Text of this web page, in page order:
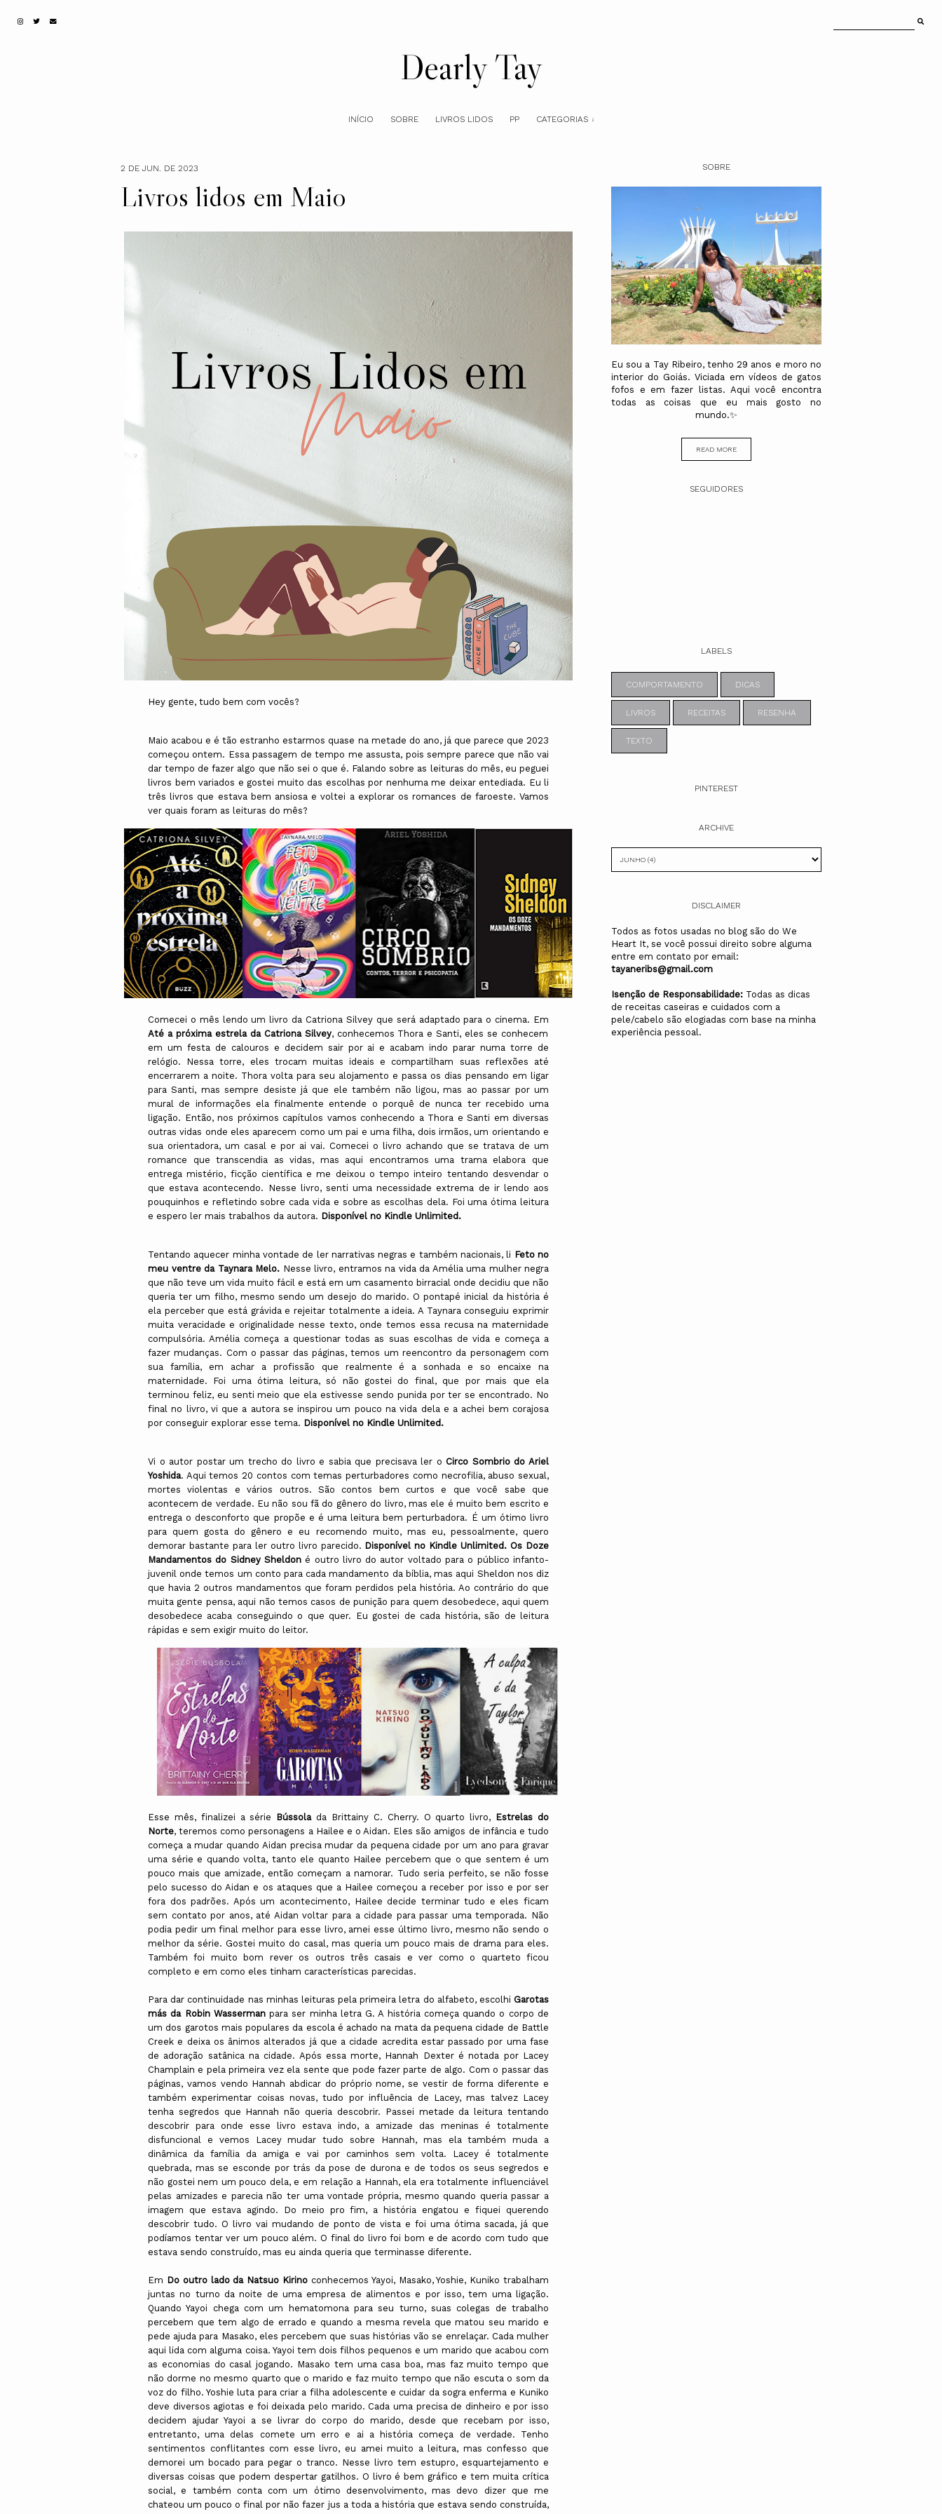
Dearly Tay
INÍCIO SOBRE LIVROS LIDOS PP CATEGORIAS
2 DE JUN. DE 2023
Livros lidos em Maio
Hey gente, tudo bem com vocês?
Maio acabou e é tão estranho estarmos quase na metade do ano, já que parece que 2023
começou ontem. Essa passagem de tempo me assusta, pois sempre parece que não vai
dar tempo de fazer algo que não sei o que é. Falando sobre as leituras do mês, eu peguei
livros bem variados e gostei muito das escolhas por nenhuma me deixar entediada. Eu li
três livros que estava bem ansiosa e voltei a explorar os romances de faroeste. Vamos
ver quais foram as leituras do mês?
Comecei o mês lendo um livro da Catriona Silvey que será adaptado para o cinema. Em
Até a próxima estrela da Catriona Silvey, conhecemos Thora e Santi, eles se conhecem
em um festa de calouros e decidem sair por ai e acabam indo parar numa torre de
relógio. Nessa torre, eles trocam muitas ideais e compartilham suas reflexões até
encerrarem a noite. Thora volta para seu alojamento e passa os dias pensando em ligar
para Santi, mas sempre desiste já que ele também não ligou, mas ao passar por um
mural de informações ela finalmente entende o porquê de nunca ter recebido uma
ligação. Então, nos próximos capítulos vamos conhecendo a Thora e Santi em diversas
outras vidas onde eles aparecem como um pai e uma filha, dois irmãos, um orientando e
sua orientadora, um casal e por ai vai. Comecei o livro achando que se tratava de um
romance que transcendia as vidas, mas aqui encontramos uma trama elabora que
entrega mistério, ficção científica e me deixou o tempo inteiro tentando desvendar o
que estava acontecendo. Nesse livro, senti uma necessidade extrema de ir lendo aos
pouquinhos e refletindo sobre cada vida e sobre as escolhas dela. Foi uma ótima leitura
e espero ler mais trabalhos da autora. Disponível no Kindle Unlimited.
Tentando aquecer minha vontade de ler narrativas negras e também nacionais, li Feto no
meu ventre da Taynara Melo. Nesse livro, entramos na vida da Amélia uma mulher negra
que não teve um vida muito fácil e está em um casamento birracial onde decidiu que não
queria ter um filho, mesmo sendo um desejo do marido. O pontapé inicial da história é
ela perceber que está grávida e rejeitar totalmente a ideia. A Taynara conseguiu exprimir
muita veracidade e originalidade nesse texto, onde temos essa recusa na maternidade
compulsória. Amélia começa a questionar todas as suas escolhas de vida e começa a
fazer mudanças. Com o passar das páginas, temos um reencontro da personagem com
sua família, em achar a profissão que realmente é a sonhada e so encaixe na
maternidade. Foi uma ótima leitura, só não gostei do final, que por mais que ela
terminou feliz, eu senti meio que ela estivesse sendo punida por ter se encontrado. No
final no livro, vi que a autora se inspirou um pouco na vida dela e a achei bem corajosa
por conseguir explorar esse tema. Disponível no Kindle Unlimited.
Vi o autor postar um trecho do livro e sabia que precisava ler o Circo Sombrio do Ariel
Yoshida. Aqui temos 20 contos com temas perturbadores como necrofilia, abuso sexual,
mortes violentas e vários outros. São contos bem curtos e que você sabe que
acontecem de verdade. Eu não sou fã do gênero do livro, mas ele é muito bem escrito e
entrega o desconforto que propõe e é uma leitura bem perturbadora. É um ótimo livro
para quem gosta do gênero e eu recomendo muito, mas eu, pessoalmente, quero
demorar bastante para ler outro livro parecido. Disponível no Kindle Unlimited. Os Doze
Mandamentos do Sidney Sheldoné outro livro do autor voltado para o público infanto-
juvenil onde temos um conto para cada mandamento da bíblia, mas aqui Sheldon nos diz
que havia 2 outros mandamentos que foram perdidos pela história. Ao contrário do que
muita gente pensa, aqui não temos casos de punição para quem desobedece, aqui quem
desobedece acaba conseguindo o que quer. Eu gostei de cada história, são de leitura
rápidas e sem exigir muito do leitor.
Esse mês, finalizei a série Bússolada Brittainy C. Cherry. O quarto livro, Estrelas do
Norte, teremos como personagens a Hailee e o Aidan. Eles são amigos de infância e tudo
começa a mudar quando Aidan precisa mudar da pequena cidade por um ano para gravar
uma série e quando volta, tanto ele quanto Hailee percebem que o que sentem é um
pouco mais que amizade, então começam a namorar. Tudo seria perfeito, se não fosse
pelo sucesso do Aidan e os ataques que a Hailee começou a receber por isso e por ser
fora dos padrões. Após um acontecimento, Hailee decide terminar tudo e eles ficam
sem contato por anos, até Aidan voltar para a cidade para passar uma temporada. Não
podia pedir um final melhor para esse livro, amei esse último livro, mesmo não sendo o
melhor da série. Gostei muito do casal, mas queria um pouco mais de drama para eles.
Também foi muito bom rever os outros três casais e ver como o quarteto ficou
completo e em como eles tinham características parecidas.
Para dar continuidade nas minhas leituras pela primeira letra do alfabeto, escolhi Garotas
más da Robin Wassermanpara ser minha letra G. A história começa quando o corpo de
um dos garotos mais populares da escola é achado na mata da pequena cidade de Battle
Creek e deixa os ânimos alterados já que a cidade acredita estar passado por uma fase
de adoração satânica na cidade. Após essa morte, Hannah Dexter é notada por Lacey
Champlain e pela primeira vez ela sente que pode fazer parte de algo. Com o passar das
páginas, vamos vendo Hannah abdicar do próprio nome, se vestir de forma diferente e
também experimentar coisas novas, tudo por influência de Lacey, mas talvez Lacey
tenha segredos que Hannah não queria descobrir. Passei metade da leitura tentando
descobrir para onde esse livro estava indo, a amizade das meninas é totalmente
disfuncional e vemos Lacey mudar tudo sobre Hannah, mas ela também muda a
dinâmica da família da amiga e vai por caminhos sem volta. Lacey é totalmente
quebrada, mas se esconde por trás da pose de durona e de todos os seus segredos e
não gostei nem um pouco dela, e em relação a Hannah, ela era totalmente influenciável
pelas amizades e parecia não ter uma vontade própria, mesmo quando queria passar a
imagem que estava agindo. Do meio pro fim, a história engatou e fiquei querendo
descobrir tudo. O livro vai mudando de ponto de vista e foi uma ótima sacada, já que
podíamos tentar ver um pouco além. O final do livro foi bom e de acordo com tudo que
estava sendo construído, mas eu ainda queria que terminasse diferente.
Em Do outro lado da Natsuo Kirino conhecemos Yayoi, Masako, Yoshie, Kuniko trabalham
juntas no turno da noite de uma empresa de alimentos e por isso, tem uma ligação.
Quando Yayoi chega com um hematomona para seu turno, suas colegas de trabalho
percebem que tem algo de errado e quando a mesma revela que matou seu marido e
pede ajuda para Masako, eles percebem que suas histórias vão se enrelaçar. Cada mulher
aqui lida com alguma coisa. Yayoi tem dois filhos pequenos e um marido que acabou com
as economias do casal jogando. Masako tem uma casa boa, mas faz muito tempo que
não dorme no mesmo quarto que o marido e faz muito tempo que não escuta o som da
voz do filho. Yoshie luta para criar a filha adolescente e cuidar da sogra enferma e Kuniko
deve diversos agiotas e foi deixada pelo marido. Cada uma precisa de dinheiro e por isso
decidem ajudar Yayoi a se livrar do corpo do marido, desde que recebam por isso,
entretanto, uma delas comete um erro e ai a história começa de verdade. Tenho
sentimentos conflitantes com esse livro, eu amei muito a leitura, mas confesso que
demorei um bocado para pegar o tranco. Nesse livro tem estupro, esquartejamento e
diversas coisas que podem despertar gatilhos. O livro é bem gráfico e tem muita crítica
social, e também conta com um ótimo desenvolvimento, mas devo dizer que me
chateou um pouco o final por não fazer jus a toda a história que estava sendo construída,
SOBRE
Eu sou a Tay Ribeiro, tenho 29 anos e moro no
interior do Goiás. Viciada em vídeos de gatos
fofos e em fazer listas. Aqui você encontra
todas as coisas que eu mais gosto no
mundo.✨
READ MORE
SEGUIDORES
LABELS
COMPORTAMENTO DICAS
LIVROS RECEITAS RESENHA
TEXTO
PINTEREST
ARCHIVE
DISCLAIMER
Todos as fotos usadas no blog são do We
Heart It, se você possui direito sobre alguma
entre em contato por email:
tayaneribs@gmail.com
Isenção de Responsabilidade: Todas as dicas
de receitas caseiras e cuidados com a
pele/cabelo são elogiadas com base na minha
experiência pessoal.